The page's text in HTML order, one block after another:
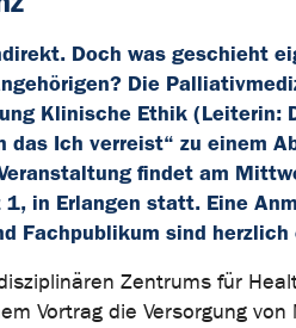
Doch was geschieht
Die
Klinische Ethik (Leiterin:
Ich verreist“ zu einem
findet am
in Erlangen statt. Eine
Fachpublikum sind
Zentrums für
Vortrag die Versorgung